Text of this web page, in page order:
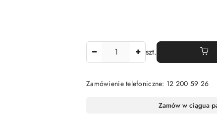
szt.
Zamówienie telefoniczne: 12 200 59 26
Zamów w ciągua